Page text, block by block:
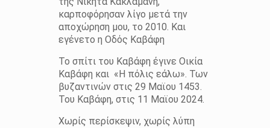
καρποφόρησαν λίγο μετά την
αποχώρηση μου, το 2010. Και
εγένετο η Οδός Καβάφη
Το σπίτι του Καβάφη έγινε Οικία
Καβάφη και «Η πόλις εάλω». Των
βυζαντινών στις 29 Μαϊου 1453.
Του Καβάφη, στις 11 Μαϊου 2024.
Χωρίς περίσκεψιν, χωρίς λύπη